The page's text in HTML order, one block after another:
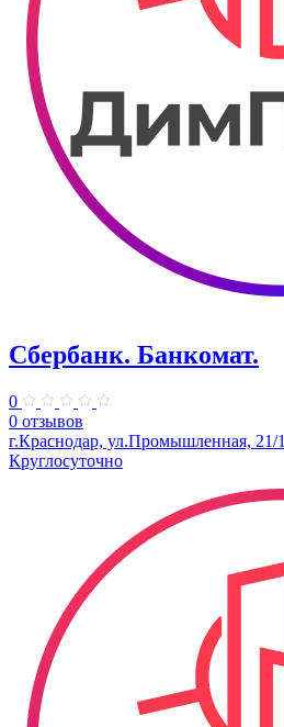
Сбербанк. Банкомат.
0
0 отзывов
г.Краснодар, ул.Промышленная, 21/1
Круглосуточно